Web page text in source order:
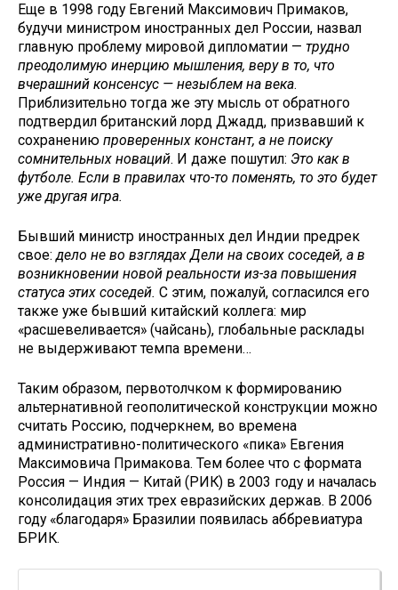
Еще в 1998 году Евгений Максимович Примаков,
будучи министром иностранных дел России, назвал
главную проблему мировой дипломатии — трудно
преодолимую инерцию мышления, веру в то, что
вчерашний консенсус — незыблем на века.
Приблизительно тогда же эту мысль от обратного
подтвердил британский лорд Джадд, призвавший к
сохранению проверенных констант, а не поиску
сомнительных новаций. И даже пошутил: Это как в
футболе. Если в правилах что-то поменять, то это будет
уже другая игра.
Бывший министр иностранных дел Индии предрек
свое:дело не во взглядах Дели на своих соседей, а в
возникновении новой реальности из-за повышения
статуса этих соседей. С этим, пожалуй, согласился его
также уже бывший китайский коллега: мир
«расшевеливается» (чайсань), глобальные расклады
не выдерживают темпа времени…
Таким образом, первотолчком к формированию
альтернативной геополитической конструкции можно
считать Россию, подчеркнем, во времена
административно-политического «пика» Евгения
Максимовича Примакова. Тем более что с формата
Россия — Индия — Китай (РИК) в 2003 году и началась
консолидация этих трех евразийских держав. В 2006
году «благодаря» Бразилии появилась аббревиатура
БРИК.